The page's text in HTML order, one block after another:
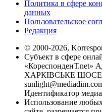
Политика в сфере
данных
Пользовательское
Редакция
© 2000-2026,
Субъект в сфере
«КореспонденТ.net»
ХАРКІВСЬКЕ ШОСЕ,
Идентификатор
Использование